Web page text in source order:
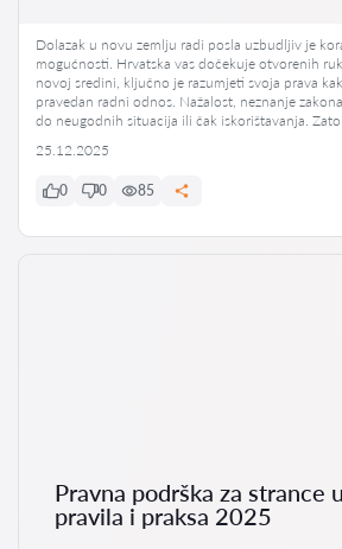
Dolazak u novu zemlju radi posla uzbudljiv je
mogućnosti. Hrvatska vas dočekuje otvorenih
novoj sredini, ključno je razumjeti svoja prava
pravedan radni odnos. Nažalost, neznanje
do neugodnih situacija ili čak iskorištavanja.
25.12.2025
0 0 85
Pravna podrška za strance
pravila i praksa 2025